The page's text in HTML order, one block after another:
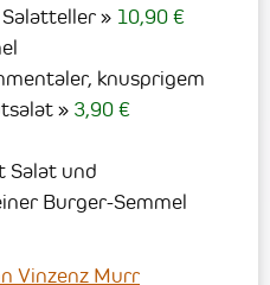
10,90 €
knusprigem
3,90 €
Salat und
Burger-Semmel
Vinzenz Murr